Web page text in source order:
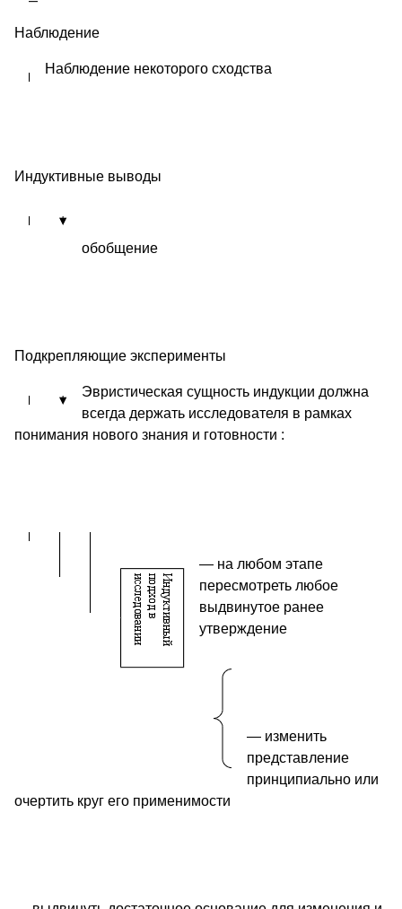
Наблюдение
Наблюдение некоторого сходства
Индуктивные выводы
обобщение
Подкрепляющие эксперименты
Эвристическая сущность индукции должна
всегда держать исследователя в рамках
понимания нового знания и готовности :
— на любом этапе
пересмотреть любое
выдвинутое ранее
утверждение
— изменить
представление
принципиально или
очертить круг его применимости